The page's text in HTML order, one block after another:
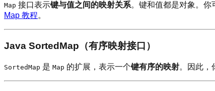
Map 接口表示键与值之间的映射关系。键和值都是对象。你
Map 教程。
Java SortedMap（有序映射接口）
SortedMap 是 Map 的扩展，表示一个键有序的映射。因此，